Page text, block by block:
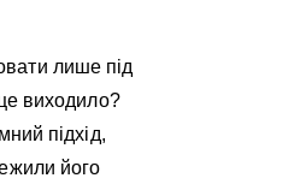
лише під
виходило?
підхід,
його